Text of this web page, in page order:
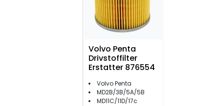
Volvo Penta
Drivstoffilter
Erstatter 876554
Volvo Penta
MD2B/3B/5A/5B
MD11C/11D/17c